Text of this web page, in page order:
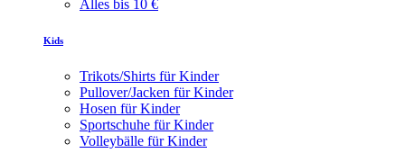
Alles bis 10 €
Kids
Trikots/Shirts für Kinder
Pullover/Jacken für Kinder
Hosen für Kinder
Sportschuhe für Kinder
Volleybälle für Kinder